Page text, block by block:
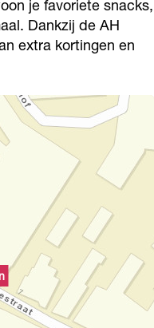
je favoriete snacks,
Dankzij de AH
extra kortingen en